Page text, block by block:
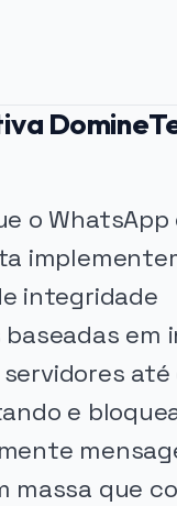
o
integridade
em
até
e
massa que